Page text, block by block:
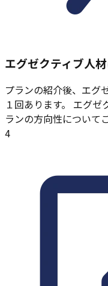
エグゼクティブ人
プランの紹介後、エグ
１回あります。 エグ
ランの方向性について
4